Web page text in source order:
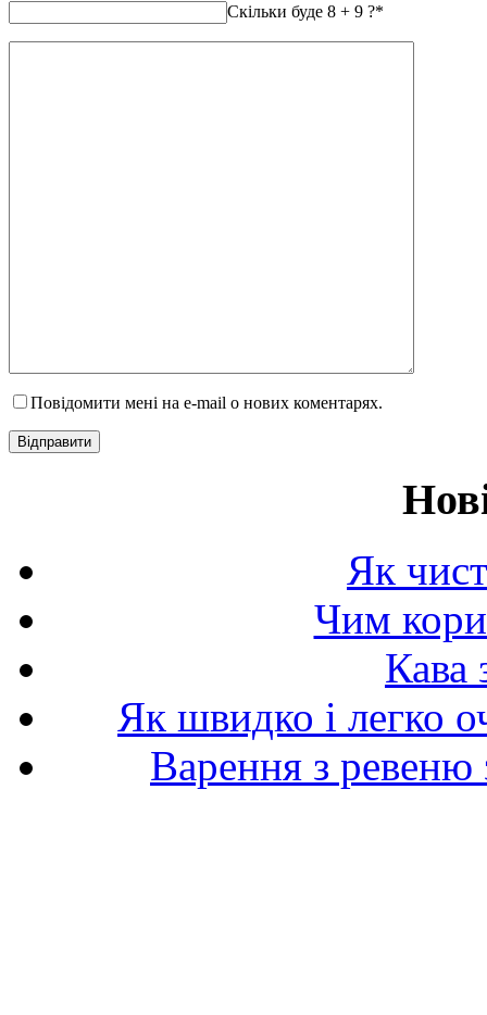
Скільки буде 8 + 9 ?*
Повідомити мені на e-mail о нових коментарях.
Як
Чим
Кава
Як швидко і легко
Варення з ревеню